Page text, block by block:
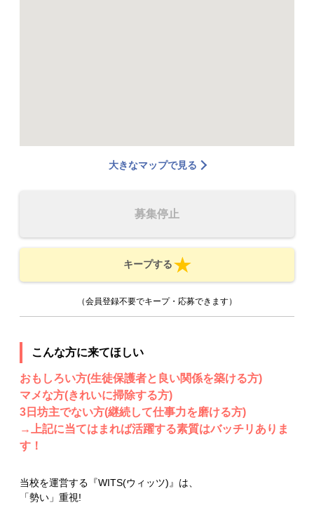
大きなマップで見る
募集停止
キープする
（会員登録不要でキープ・応募できます）
こんな方に来てほしい
おもしろい方(生徒保護者と良い関係を築ける方)
マメな方(きれいに掃除する方)
3日坊主でない方(継続して仕事力を磨ける方)
→上記に当てはまれば活躍する素質はバッチリありま
す！
当校を運営する『WITS(ウィッツ)』は、
「勢い」重視!